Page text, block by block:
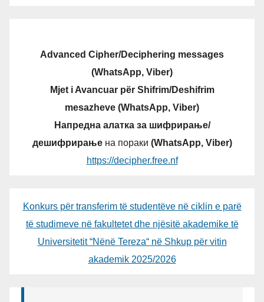
Advanced Cipher/Deciphering messages
(WhatsApp, Viber)
Mjet i Avancuar për Shifrim/Deshifrim
mesazheve (WhatsApp, Viber)
Напредна алатка за шифрирање/
дешифрирањена пораки (WhatsApp, Viber)
https://decipher.free.nf
Konkurs për transferim të studentëve në ciklin e parë
të studimeve në fakultetet dhe njësitë akademike të
Universitetit “Nënë Tereza“ në Shkup për vitin
akademik 2025/2026